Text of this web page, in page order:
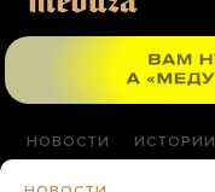
НОВОСТИ ИСТОРИИ